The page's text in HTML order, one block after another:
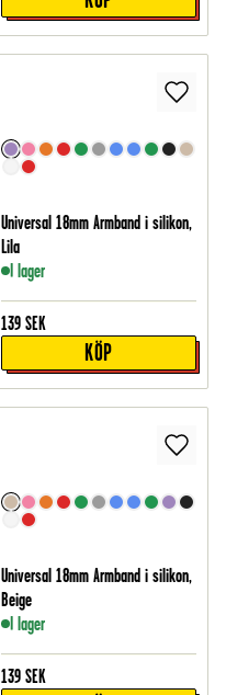
Universal 18mm Armband i silikon,
Lila
I lager
139 SEK
KÖP
Universal 18mm Armband i silikon,
Beige
I lager
139 SEK